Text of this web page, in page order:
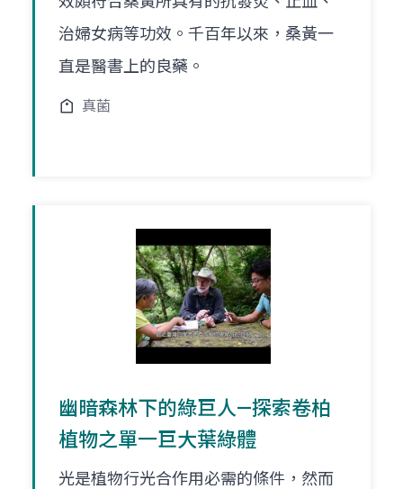
治婦女病等功效。千百年以來，桑黃一
直是醫書上的良藥。
真菌
幽暗森林下的綠巨人—探索卷柏
植物之單一巨大葉綠體
光是植物行光合作用必需的條件，然而